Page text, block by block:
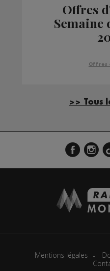
Offres
Semaine
Offres
>> Tous
Mentions légales